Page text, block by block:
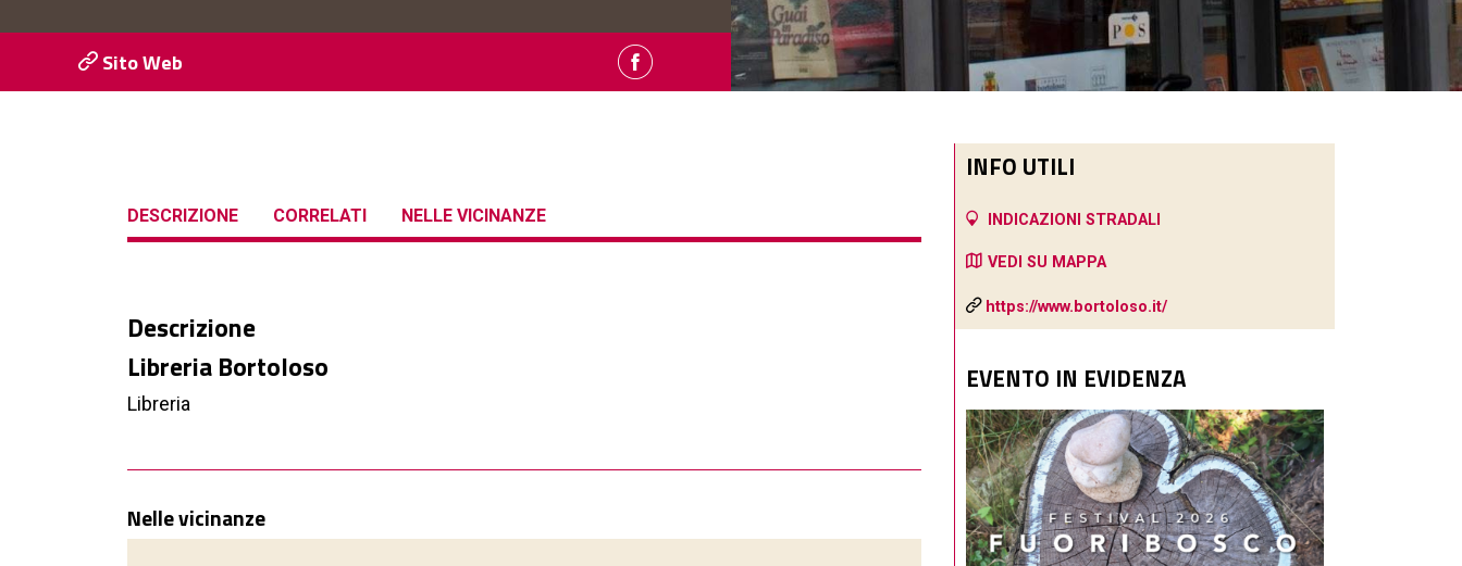
Sito Web
DESCRIZIONE CORRELATI NELLE VICINANZE
Descrizione
Libreria Bortoloso
Libreria
Nelle vicinanze
INFO UTILI
INDICAZIONI STRADALI
VEDI SU MAPPA
https://www.bortoloso.it/
EVENTO IN EVIDENZA